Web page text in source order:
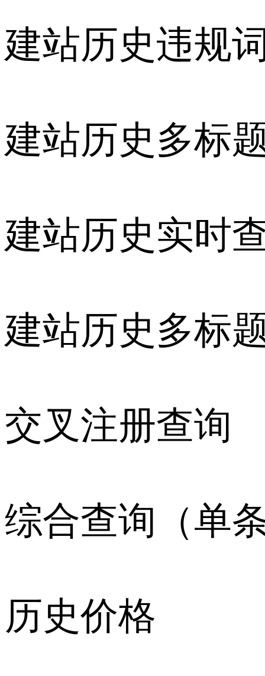
建站历史违规
建站历史多标
建站历史实时
建站历史多标
交叉注册查询
综合查询（单
历史价格